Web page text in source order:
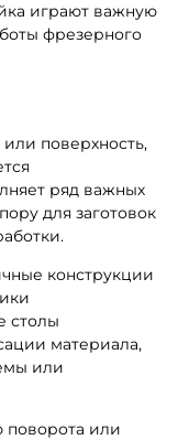
играют важную
фрезерного
поверхность,
ряд важных
для заготовок
конструкции
столы
материала,
или
поворота или